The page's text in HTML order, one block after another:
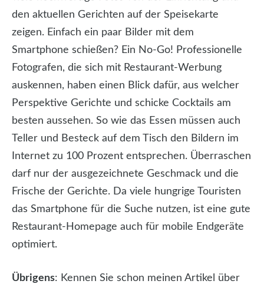
den aktuellen Gerichten auf der Speisekarte
zeigen. Einfach ein paar Bilder mit dem
Smartphone schießen? Ein No-Go! Professionelle
Fotografen, die sich mit Restaurant-Werbung
auskennen, haben einen Blick dafür, aus welcher
Perspektive Gerichte und schicke Cocktails am
besten aussehen. So wie das Essen müssen auch
Teller und Besteck auf dem Tisch den Bildern im
Internet zu 100 Prozent entsprechen. Überraschen
darf nur der ausgezeichnete Geschmack und die
Frische der Gerichte. Da viele hungrige Touristen
das Smartphone für die Suche nutzen, ist eine gute
Restaurant-Homepage auch für mobile Endgeräte
optimiert.
Übrigens: Kennen Sie schon meinen Artikel über